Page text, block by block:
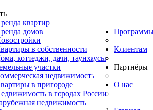
квартир
домов
в собственности
коттеджи, дачи, таунхаусы
участки
недвижимость
в пригороде
в городах России
недвижимость
Программы
Клиентам
Партнёры
О нас